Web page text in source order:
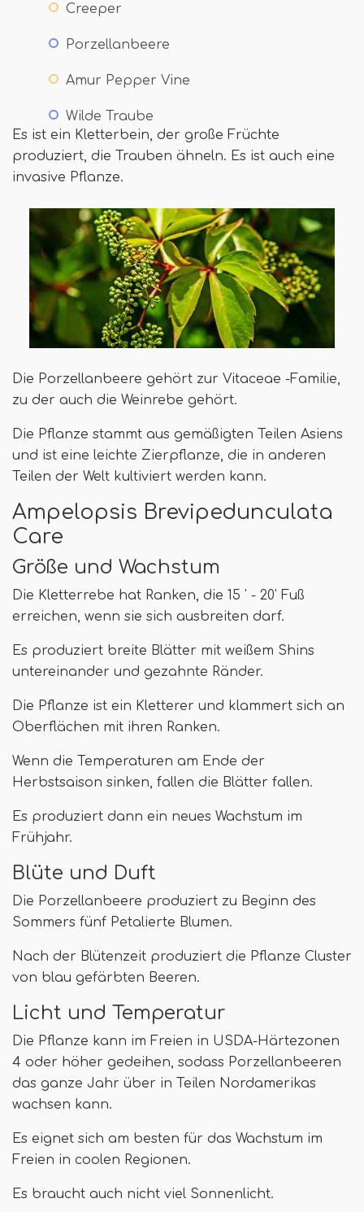
Creeper
Porzellanbeere
Amur Pepper Vine
Wilde Traube
Es ist ein Kletterbein, der große Früchte
produziert, die Trauben ähneln. Es ist auch eine
invasive Pflanze.
Die Porzellanbeere gehört zur Vitaceae -Familie,
zu der auch die Weinrebe gehört.
Die Pflanze stammt aus gemäßigten Teilen Asiens
und ist eine leichte Zierpflanze, die in anderen
Teilen der Welt kultiviert werden kann.
Ampelopsis Brevipedunculata
Care
Größe und Wachstum
Die Kletterrebe hat Ranken, die 15 ' - 20' Fuß
erreichen, wenn sie sich ausbreiten darf.
Es produziert breite Blätter mit weißem Shins
untereinander und gezahnte Ränder.
Die Pflanze ist ein Kletterer und klammert sich an
Oberflächen mit ihren Ranken.
Wenn die Temperaturen am Ende der
Herbstsaison sinken, fallen die Blätter fallen.
Es produziert dann ein neues Wachstum im
Frühjahr.
Blüte und Duft
Die Porzellanbeere produziert zu Beginn des
Sommers fünf Petalierte Blumen.
Nach der Blütenzeit produziert die Pflanze Cluster
von blau gefärbten Beeren.
Licht und Temperatur
Die Pflanze kann im Freien in USDA-Härtezonen
4 oder höher gedeihen, sodass Porzellanbeeren
das ganze Jahr über in Teilen Nordamerikas
wachsen kann.
Es eignet sich am besten für das Wachstum im
Freien in coolen Regionen.
Es braucht auch nicht viel Sonnenlicht.